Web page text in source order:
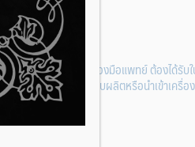
14 กรกฎาคม 2026
การนำเข้าหรือผลิตเครื่องมือแพทย์ ต้องได้รับ
จดทะเบียนสถานประกอบผลิตหรือนำเข้าเครื่อง
มือแพทย์ก่อนเท่านั้น